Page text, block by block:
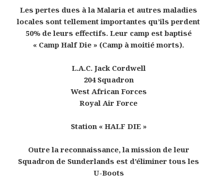
Les pertes dues à la Malaria et autres maladies
locales sont tellement importantes qu’ils perdent
50% de leurs effectifs. Leur camp est baptisé
« Camp Half Die » (Camp à moitié morts).
L.A.C. Jack Cordwell
204 Squadron
West African Forces
Royal Air Force
Station « HALF DIE »
Outre la reconnaissance, la mission de leur
Squadron de Sunderlands est d’éliminer tous les
U-Boots